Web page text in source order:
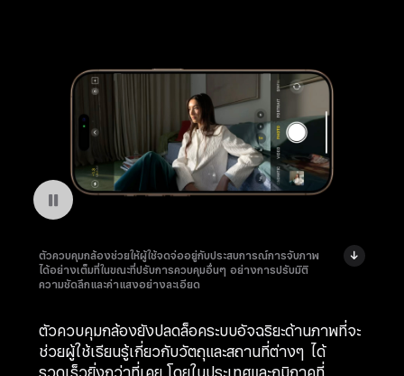
หยุดฉายวีดีโอ: ตัวควบคุมกล้องบน iPhone 16 Pro
ตัวควบคุมกล้องช่วยให้ผู้ใช้จดจ่ออยู่กับประสบการณ์การจับภาพ
ได้อย่างเต็มที่ในขณะที่ปรับการควบคุมอื่นๆ อย่างการปรับมิติ
ความชัดลึกและค่าแสงอย่างละเอียด
ตัวควบคุมกล้องยังปลดล็อคระบบอัจฉริยะด้านภาพที่จะ
ช่วยผู้ใช้เรียนรู้เกี่ยวกับวัตถุและสถานที่ต่างๆ ได้